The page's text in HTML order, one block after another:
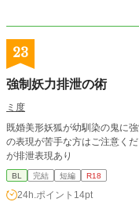
23
強制妖力排泄の術
ミ度
既婚美形妖狐が幼馴染の鬼に強
の表現が苦手な方はご注意く
が排泄表現あり
BL 完結 短編 R18
24h.ポイント 14pt